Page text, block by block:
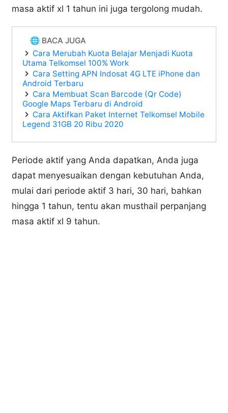
masa aktif xl 1 tahun ini juga tergolong mudah.
🌐 BACA JUGA
Cara Merubah Kuota Belajar Menjadi Kuota
Utama Telkomsel 100% Work
Cara Setting APN Indosat 4G LTE iPhone dan
Android Terbaru
Cara Membuat Scan Barcode (Qr Code)
Google Maps Terbaru di Android
Cara Aktifkan Paket Internet Telkomsel Mobile
Legend 31GB 20 Ribu 2020
Periode aktif yang Anda dapatkan, Anda juga
dapat menyesuaikan dengan kebutuhan Anda,
mulai dari periode aktif 3 hari, 30 hari, bahkan
hingga 1 tahun, tentu akan musthail perpanjang
masa aktif xl 9 tahun.